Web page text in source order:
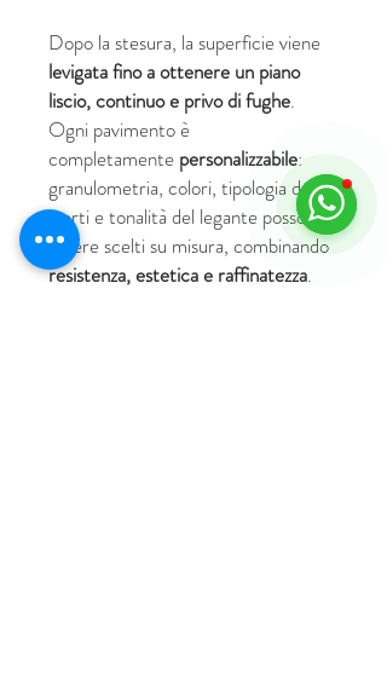
Dopo la stesura, la superficie viene
levigata fino a ottenere un piano
liscio, continuo e privo di fughe.
Ogni pavimento è
completamente personalizzabile:
granulometria, colori, tipologia degli
inerti e tonalità del legante possono
essere scelti su misura, combinando
resistenza, estetica e raffinatezza.